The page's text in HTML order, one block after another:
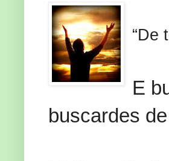
“De
E
buscardes